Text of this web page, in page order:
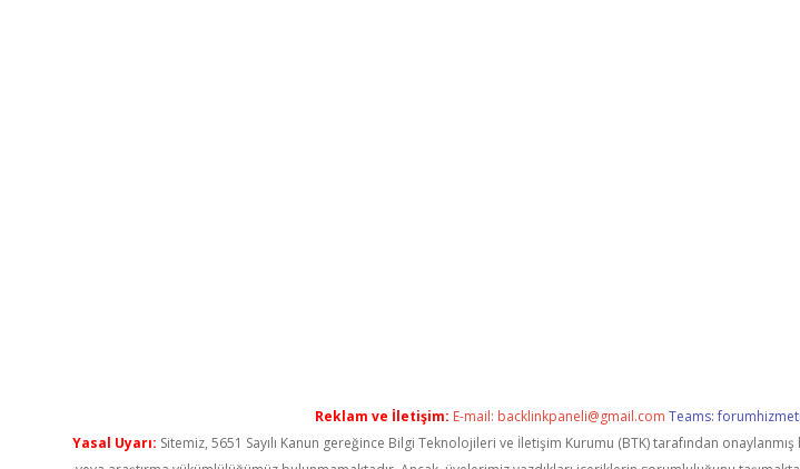
Reklam ve İletişim: E-mail: backlinkpaneli@gmail.com Teams:
Yasal Uyarı: Sitemiz, 5651 Sayılı Kanun gereğince Bilgi Teknolojileri ve İletişim Kurumu (BTK) tarafından